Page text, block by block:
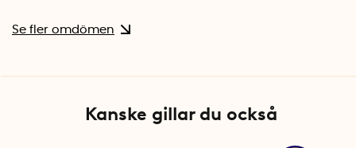
Se fler omdömen
Kanske gillar du också